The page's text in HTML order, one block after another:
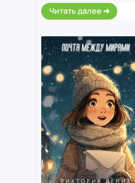
Читать далее